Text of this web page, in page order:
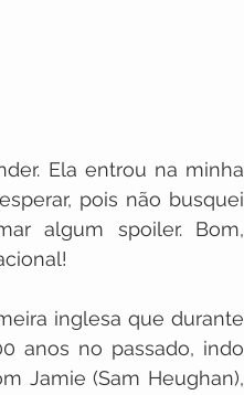
Ela entrou na minha
pois não busquei
algum spoiler. Bom,
inglesa que durante
anos no passado, indo
Jamie (Sam Heughan),